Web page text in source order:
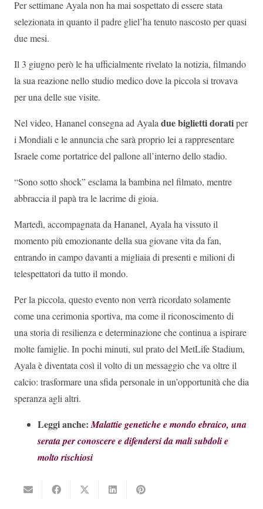
Per settimane Ayala non ha mai sospettato di essere stata
selezionata in quanto il padre gliel’ha tenuto nascosto per quasi
due mesi.
Il 3 giugno però le ha ufficialmente rivelato la notizia, filmando
la sua reazione nello studio medico dove la piccola si trovava
per una delle sue visite.
Nel video, Hananel consegna ad Ayala due biglietti doratiper
i Mondiali e le annuncia che sarà proprio lei a rappresentare
Israele come portatrice del pallone all’interno dello stadio.
“Sono sotto shock” esclama la bambina nel filmato, mentre
abbraccia il papà tra le lacrime di gioia.
Martedì, accompagnata da Hananel, Ayala ha vissuto il
momento più emozionante della sua giovane vita da fan,
entrando in campo davanti a migliaia di presenti e milioni di
telespettatori da tutto il mondo.
Per la piccola, questo evento non verrà ricordato solamente
come una cerimonia sportiva, ma come il riconoscimento di
una storia di resilienza e determinazione che continua a ispirare
molte famiglie. In pochi minuti, sul prato del MetLife Stadium,
Ayala è diventata così il volto di un messaggio che va oltre il
calcio: trasformare una sfida personale in un’opportunità che dia
speranza agli altri.
Leggi anche:Malattie genetiche e mondo ebraico, una
serata per conoscere e difendersi da mali subdoli e
molto rischiosi